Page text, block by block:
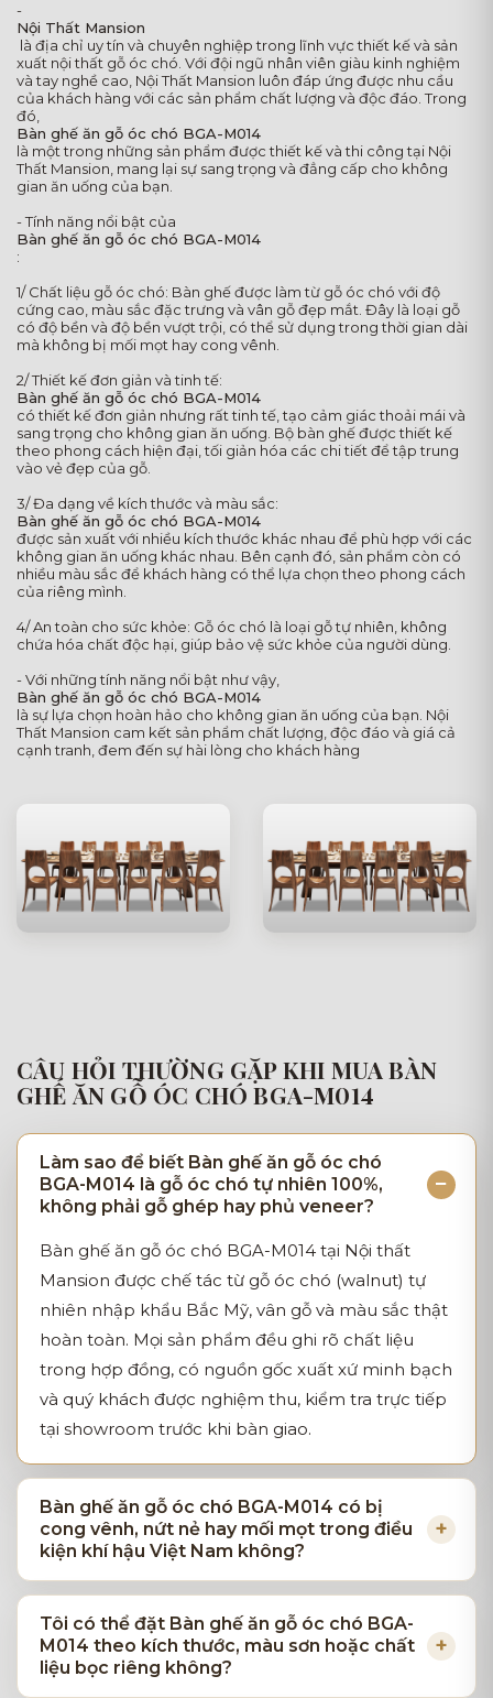
-
Nội Thất Mansion
là địa chỉ uy tín và chuyên nghiệp trong lĩnh vực thiết kế và sản
xuất nội thất gỗ óc chó. Với đội ngũ nhân viên giàu kinh nghiệm
và tay nghề cao, Nội Thất Mansion luôn đáp ứng được nhu cầu
của khách hàng với các sản phẩm chất lượng và độc đáo. Trong
đó,
Bàn ghế ăn gỗ óc chó BGA-M014
là một trong những sản phẩm được thiết kế và thi công tại Nội
Thất Mansion, mang lại sự sang trọng và đẳng cấp cho không
gian ăn uống của bạn.
- Tính năng nổi bật của
Bàn ghế ăn gỗ óc chó BGA-M014
:
1/ Chất liệu gỗ óc chó: Bàn ghế được làm từ gỗ óc chó với độ
cứng cao, màu sắc đặc trưng và vân gỗ đẹp mắt. Đây là loại gỗ
có độ bền và độ bền vượt trội, có thể sử dụng trong thời gian dài
mà không bị mối mọt hay cong vênh.
2/ Thiết kế đơn giản và tinh tế:
Bàn ghế ăn gỗ óc chó BGA-M014
có thiết kế đơn giản nhưng rất tinh tế, tạo cảm giác thoải mái và
sang trọng cho không gian ăn uống. Bộ bàn ghế được thiết kế
theo phong cách hiện đại, tối giản hóa các chi tiết để tập trung
vào vẻ đẹp của gỗ.
3/ Đa dạng về kích thước và màu sắc:
Bàn ghế ăn gỗ óc chó BGA-M014
được sản xuất với nhiều kích thước khác nhau để phù hợp với các
không gian ăn uống khác nhau. Bên cạnh đó, sản phẩm còn có
nhiều màu sắc để khách hàng có thể lựa chọn theo phong cách
của riêng mình.
4/ An toàn cho sức khỏe: Gỗ óc chó là loại gỗ tự nhiên, không
chứa hóa chất độc hại, giúp bảo vệ sức khỏe của người dùng.
- Với những tính năng nổi bật như vậy,
Bàn ghế ăn gỗ óc chó BGA-M014
là sự lựa chọn hoàn hảo cho không gian ăn uống của bạn. Nội
Thất Mansion cam kết sản phẩm chất lượng, độc đáo và giá cả
cạnh tranh, đem đến sự hài lòng cho khách hàng
CÂU HỎI THƯỜNG GẶP KHI MUA BÀN
GHẾ ĂN GỖ ÓC CHÓ BGA-M014
Làm sao để biết Bàn ghế ăn gỗ óc chó
BGA-M014 là gỗ óc chó tự nhiên 100%,
không phải gỗ ghép hay phủ veneer?
Bàn ghế ăn gỗ óc chó BGA-M014 tại Nội thất
Mansion được chế tác từ gỗ óc chó (walnut) tự
nhiên nhập khẩu Bắc Mỹ, vân gỗ và màu sắc thật
hoàn toàn. Mọi sản phẩm đều ghi rõ chất liệu
trong hợp đồng, có nguồn gốc xuất xứ minh bạch
và quý khách được nghiệm thu, kiểm tra trực tiếp
tại showroom trước khi bàn giao.
Bàn ghế ăn gỗ óc chó BGA-M014 có bị
cong vênh, nứt nẻ hay mối mọt trong điều
kiện khí hậu Việt Nam không?
Tôi có thể đặt Bàn ghế ăn gỗ óc chó BGA-
M014 theo kích thước, màu sơn hoặc chất
liệu bọc riêng không?